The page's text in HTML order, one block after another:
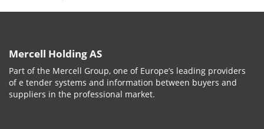
Mercell Holding AS
Part of the Mercell Group, one of Europe’s leading providers
of e tender systems and information between buyers and
suppliers in the professional market.